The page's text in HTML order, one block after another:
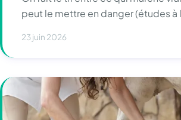
peut le mettre en danger (études à
23 juin 2026